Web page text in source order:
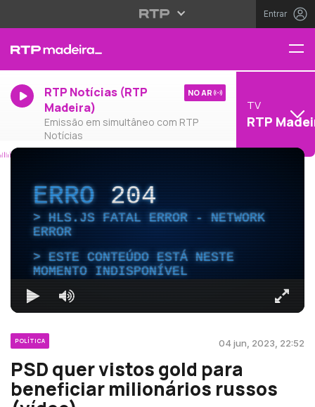
Entrar
RTP Notícias (RTP
Madeira)
Emissão em simultâneo com RTP
Notícias
NO AR
TV
RTP
ERRO204
HLS.JS FATAL ERROR - NETWORK
ERROR
ESTE CONTEÚDO ESTÁ NESTE
MOMENTO INDISPONÍVEL
POLÍTICA 04 jun, 2023, 22:52
PSD quer vistos gold para
beneficiar milionários russos